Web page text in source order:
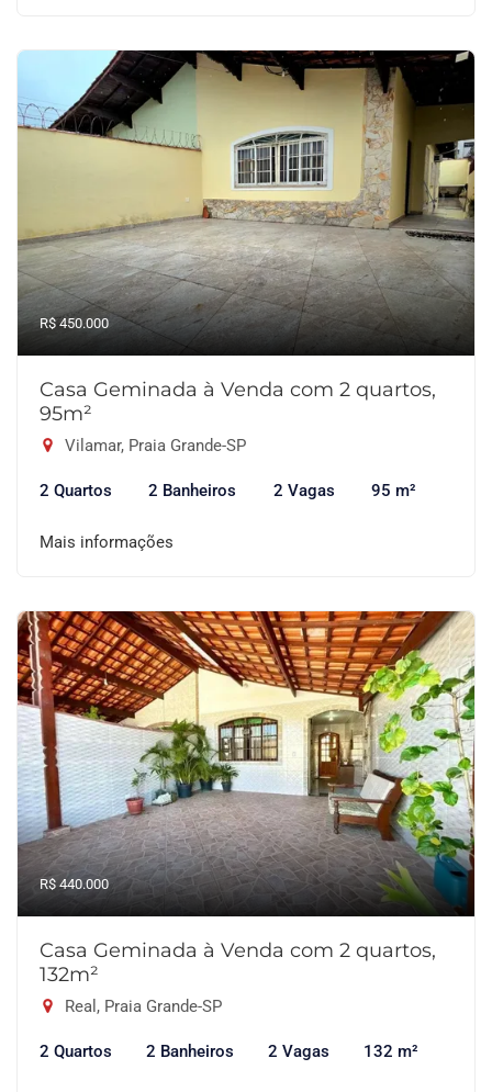
R$ 450.000
Casa Geminada à Venda com 2 quartos,
95m²
Vilamar, Praia Grande-SP
2 Quartos 2 Banheiros 2 Vagas 95 m²
Mais informações
R$ 440.000
Casa Geminada à Venda com 2 quartos,
132m²
Real, Praia Grande-SP
2 Quartos 2 Banheiros 2 Vagas 132 m²